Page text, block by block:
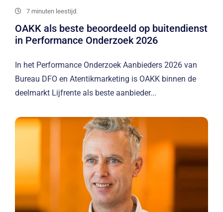
7 minuten leestijd.
OAKK als beste beoordeeld op buitendienst
in Performance Onderzoek 2026
In het Performance Onderzoek Aanbieders 2026 van
Bureau DFO en Atentikmarketing is OAKK binnen de
deelmarkt Lijfrente als beste aanbieder...